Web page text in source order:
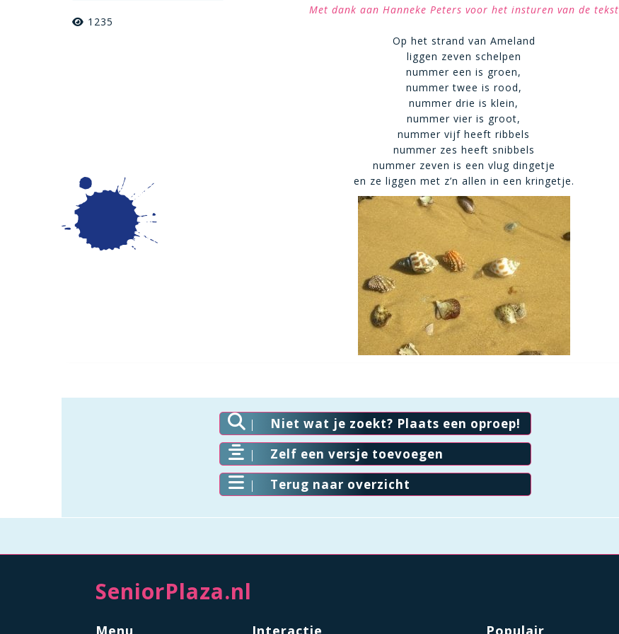
1235
Met dank aan Hanneke Peters voor het insturen van de tekst
Op het strand van Ameland
liggen zeven schelpen
nummer een is groen,
nummer twee is rood,
nummer drie is klein,
nummer vier is groot,
nummer vijf heeft ribbels
nummer zes heeft snibbels
nummer zeven is een vlug dingetje
en ze liggen met z’n allen in een kringetje.
Niet wat je zoekt? Plaats een oproep!
Zelf een versje toevoegen
Terug naar overzicht
SeniorPlaza.nl
Menu Interactie Populair